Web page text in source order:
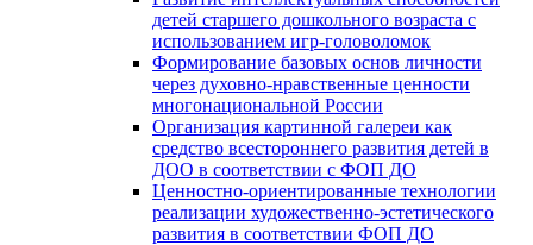
детей старшего дошкольного возраста с
использованием игр-головоломок
Формирование базовых основ личности
через духовно-нравственные ценности
многонациональной России
Организация картинной галереи как
средство всестороннего развития детей в
ДОО в соответствии с ФОП ДО
Ценностно-ориентированные технологии
реализации художественно-эстетического
развития в соответствии ФОП ДО